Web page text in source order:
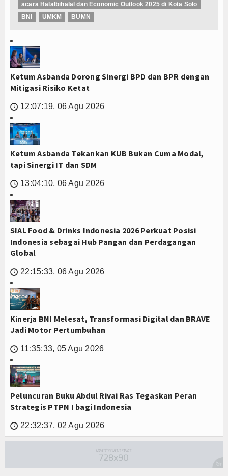
acara Halalbihalal dan Economic Outlook 2025 di Kota Solo
BNI
UMKM BUMN
Ketum Asbanda Dorong Sinergi BPD dan BPR dengan
Mitigasi Risiko Ketat
🕔 12:07:19, 06 Agu 2026
Ketum Asbanda Tekankan KUB Bukan Cuma Modal,
tapi Sinergi IT dan SDM
🕔 13:04:10, 06 Agu 2026
SIAL Food & Drinks Indonesia 2026 Perkuat Posisi
Indonesia sebagai Hub Pangan dan Perdagangan
Global
🕔 22:15:33, 06 Agu 2026
Kinerja BNI Melesat, Transformasi Digital dan BRAVE
Jadi Motor Pertumbuhan
🕔 11:35:33, 05 Agu 2026
Peluncuran Buku Abdul Rivai Ras Tegaskan Peran
Strategis PTPN I bagi Indonesia
🕔 22:32:37, 02 Agu 2026